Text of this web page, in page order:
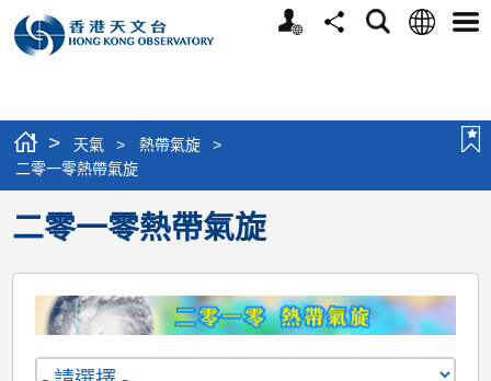
個
分
搜
語
選
> 天氣 > 熱帶氣旋
>
二零一零熱帶氣旋
二零一零熱帶氣旋